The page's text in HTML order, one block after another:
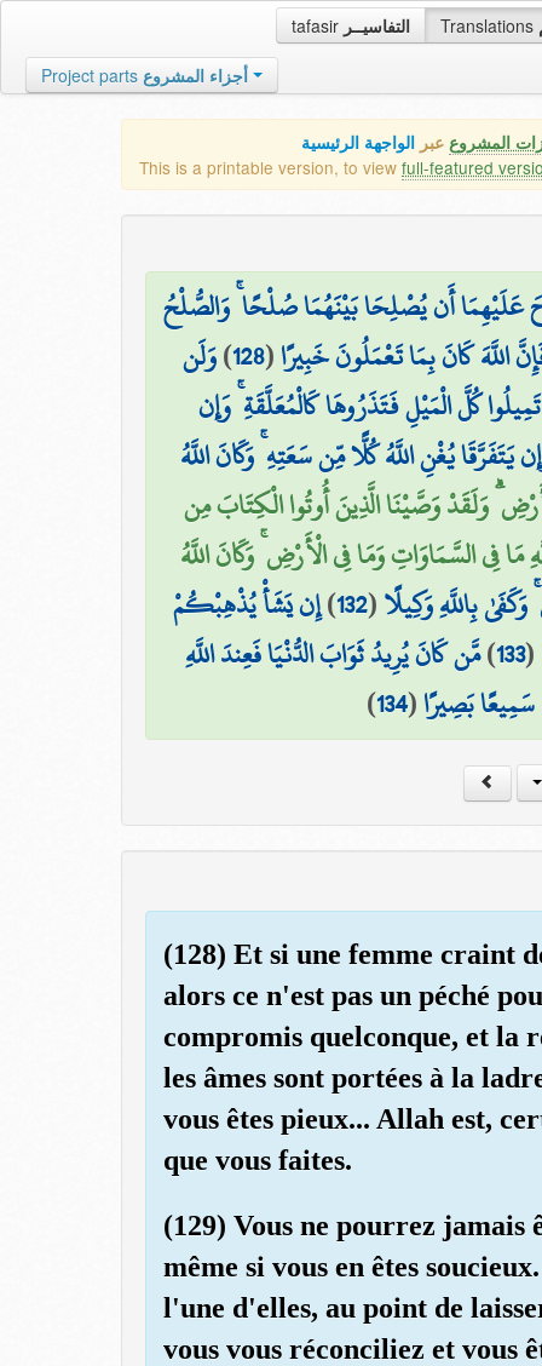
tafasir التفاسيــر Translations
Project parts أجزاء المشروع
المشروع عبر الواجهة الرئيسية
This is a printable version, to view full-featured
عَلَيْهِمَا أَن يُصْلِحَا بَيْنَهُمَا صُلْحًا ۚ وَالصُّلْحُ
كَانَ بِمَا تَعْمَلُونَ خَبِيرًا(
128
)وَلَن
كُلَّ الْمَيْلِ فَتَذَرُوهَا كَالْمُعَلَّقَةِ ۚ وَإِن
يَتَفَرَّقَا يُغْنِ اللَّهُ كُلًّا مِّن سَعَتِهِ ۚ وَكَانَ اللَّهُ
وَلَقَدْ وَصَّيْنَا الَّذِينَ أُوتُوا الْكِتَابَ مِن
فِي السَّمَاوَاتِ وَمَا فِي الْأَرْضِ ۚ وَكَانَ اللَّهُ
بِاللَّهِ وَكِيلًا(
132
)إِن يَشَأْ يُذْهِبْكُمْ
(
133
)مَّن كَانَ يُرِيدُ ثَوَابَ الدُّنْيَا فَعِندَ اللَّهِ
سَمِيعًا بَصِيرًا(
134
)
(128) Et si une femme craint
alors ce n'est pas un péché
compromis quelconque, et la
les âmes sont portées à la
vous êtes pieux... Allah est,
que vous faites.
(129) Vous ne pourrez jamais
même si vous en êtes
l'une d'elles, au point de
vous vous réconciliez et vous